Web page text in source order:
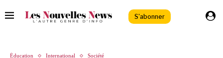
S'abonner
Éducation International Société